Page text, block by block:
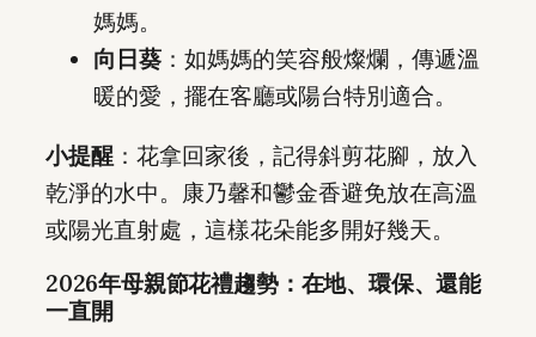
媽媽。
向日葵 ：如媽媽的笑容般燦爛，傳遞溫
暖的愛，擺在客廳或陽台特別適合。
小提醒 ：花拿回家後，記得斜剪花腳，放入
乾淨的水中。康乃馨和鬱金香避免放在高溫
或陽光直射處，這樣花朵能多開好幾天。
2026年母親節花禮趨勢：在地、環保、還能
一直開